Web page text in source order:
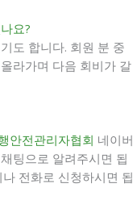
요?
도 합니다. 회원 분 중
라가며 다음 회비가 갈
안전관리자협회 네이버
팅으로 알려주시면 됩
전화로 신청하시면 됩